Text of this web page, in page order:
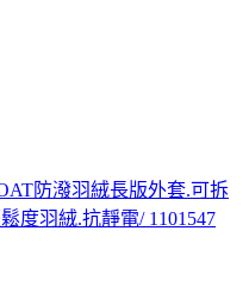
防潑羽絨長版外套.可拆
度羽絨.抗靜電/ 1101547